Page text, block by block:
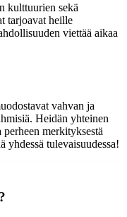
kulttuurien sekä
tarjoavat heille
viettää aikaa
vahvan ja
Heidän yhteinen
merkityksestä
yhdessä tulevaisuudessa!